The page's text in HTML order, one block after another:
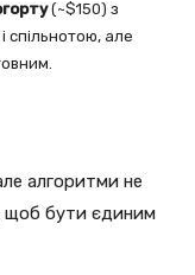
(~$150) з
спільнотою, але
алгоритми не
щоб бути єдиним